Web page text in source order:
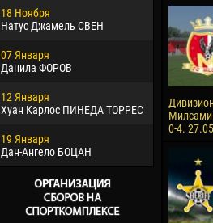
18 Ноября
Натус Джамель СВЕН
07 Января
Данила ФОРОВ
12 Января
Хуан Карлос ПИНЕДА ТОРРЕС
19 Января
Дан-Ангело БОЦАН
Хайдер
22 Марта
Самба
26 Марта
Витор
ОЛИВЕЙРА
0-4.